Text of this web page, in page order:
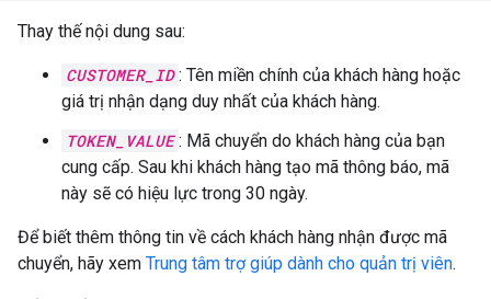
Thay thế nội dung sau:
CUSTOMER_ID : Tên miền chính của khách hàng hoặc
giá trị nhận dạng duy nhất của khách hàng.
TOKEN_VALUE : Mã chuyển do khách hàng của bạn
cung cấp. Sau khi khách hàng tạo mã thông báo, mã
này sẽ có hiệu lực trong 30 ngày.
Để biết thêm thông tin về cách khách hàng nhận được mã
chuyển, hãy xem Trung tâm trợ giúp dành cho quản trị viên.